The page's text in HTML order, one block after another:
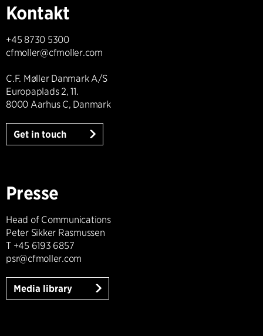
Kontakt
+45 8730 5300
cfmoller@cfmoller.com
C.F. Møller Danmark A/S
Europaplads 2, 11.
8000 Aarhus C, Danmark
Get in touch
Presse
Head of Communications
Peter Sikker Rasmussen
T +45 6193 6857
psr@cfmoller.com
Media library